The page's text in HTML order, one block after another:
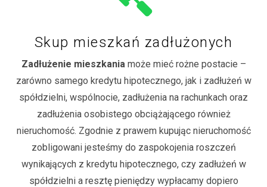
Skup mieszkań zadłużonych
Zadłużenie mieszkania może mieć rożne postacie –
zarówno samego kredytu hipotecznego, jak i zadłużeń w
spółdzielni, wspólnocie, zadłużenia na rachunkach oraz
zadłużenia osobistego obciążającego również
nieruchomość. Zgodnie z prawem kupując nieruchomość
zobligowani jesteśmy do zaspokojenia roszczeń
wynikających z kredytu hipotecznego, czy zadłużeń w
spółdzielni a resztę pieniędzy wypłacamy dopiero